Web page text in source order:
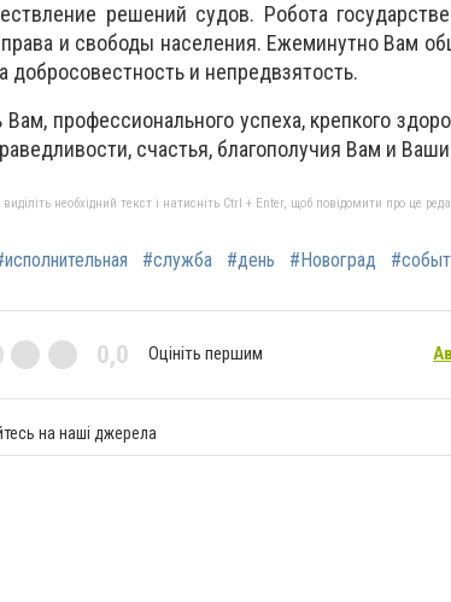
решений судов. Робота
и свободы населения. Ежеминутно Вам
добросовестность и непредвзятость.
профессионального успеха, крепкого
счастья, благополучия Вам и
необхідний текст і натисніть Ctrl + Enter, щоб повідомити про це
#служба #день #Новоград
0,0 Оцініть першим
на наші джерела